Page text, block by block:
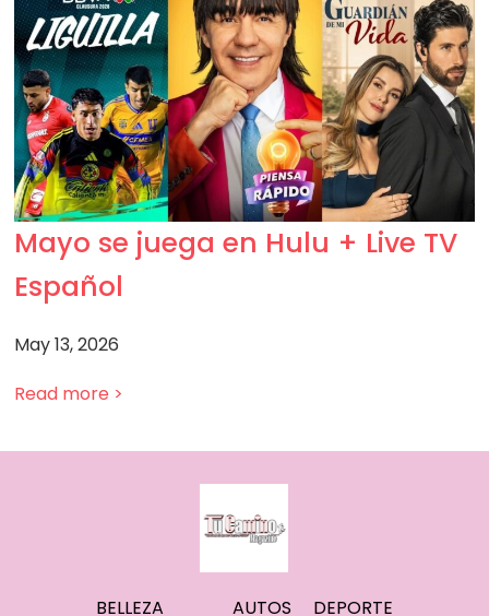
Mayo se juega en Hulu + Live TV
Español
May 13, 2026
Read more >
BELLEZA AUTOS DEPORTE